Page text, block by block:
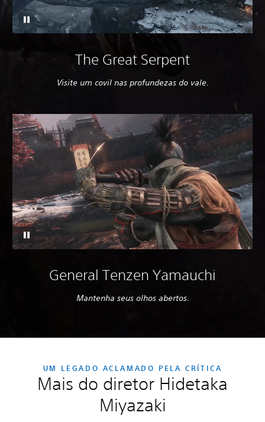
The Great Serpent
Visite um covil nas profundezas do vale.
General Tenzen Yamauchi
Mantenha seus olhos abertos.
UM LEGADO ACLAMADO PELA CRÍTICA
Mais do diretor Hidetaka
Miyazaki